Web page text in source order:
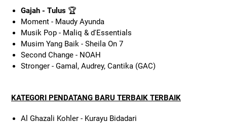
Gajah - Tulus🏆
Moment - Maudy Ayunda
Musik Pop - Maliq & d'Essentials
Musim Yang Baik - Sheila On 7
Second Change - NOAH
Stronger - Gamal, Audrey, Cantika (GAC)
KATEGORI PENDATANG BARU TERBAIK TERBAIK
Al Ghazali Kohler - Kurayu Bidadari